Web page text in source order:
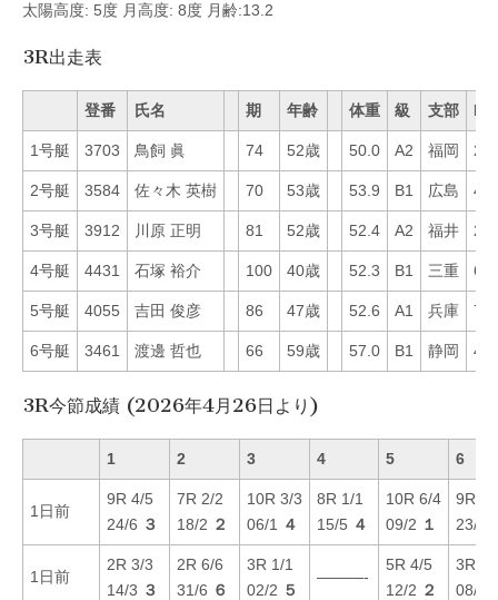
太陽高度: 5度 月高度: 8度 月齢:13.2
3R出走表
登番 氏名 期 年齢 体重 級 支部 Mo
1号艇 3703 鳥飼 眞 74 52歳 50.0 A2 福岡 25
2号艇 3584 佐々木 英樹 70 53歳 53.9 B1 広島 46
3号艇 3912 川原 正明 81 52歳 52.4 A2 福井 20
4号艇 4431 石塚 裕介 100 40歳 52.3 B1 三重 69
5号艇 4055 吉田 俊彦 86 47歳 52.6 A1 兵庫 71
6号艇 3461 渡邊 哲也 66 59歳 57.0 B1 静岡 49
3R今節成績 (2026年4月26日より)
1 2 3 4 5 6
1日前
9R 4/5
24/6 ３
7R 2/2
18/2 ２
10R 3/3
06/1
４
8R 1/1
15/5 ４
10R 6/4
09/2 １
9R 5/
23/5
1日前
2R 3/3
14/3 ３
2R 6/6
31/6 ６
3R 1/1
02/2 ５
———-
5R 4/5
12/2 ２
3R 6/
08/6